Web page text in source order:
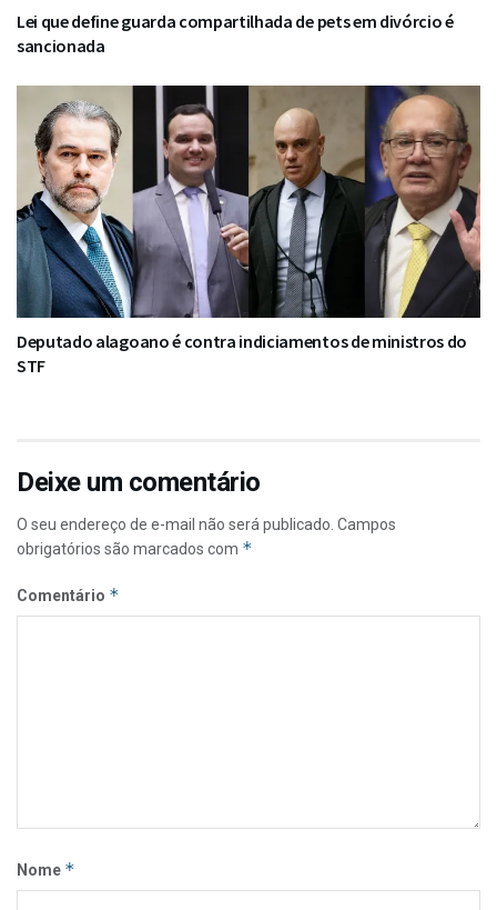
Lei que define guarda compartilhada de pets em divórcio é
sancionada
Deputado alagoano é contra indiciamentos de ministros do
STF
Deixe um comentário
O seu endereço de e-mail não será publicado. Campos
obrigatórios são marcados com *
Comentário *
Nome *